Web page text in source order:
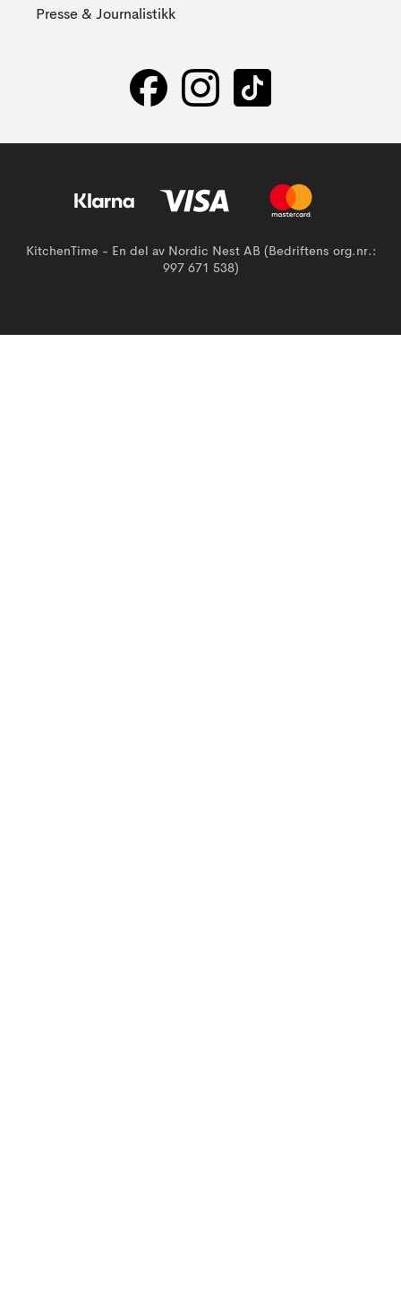
Presse & Journalistikk
KitchenTime - En del av Nordic Nest AB (Bedriftens org.nr.:
997 671 538)